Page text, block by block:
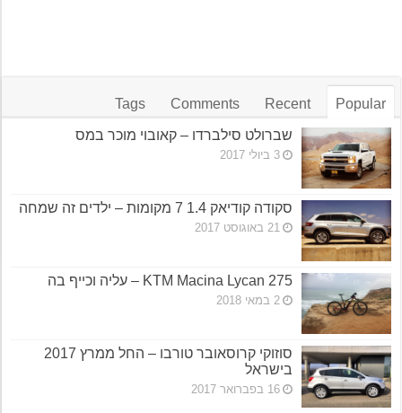
Popular
Recent
Comments
Tags
שברולט סילברדו – קאובוי מוכר במס
3 ביולי 2017
סקודה קודיאק 1.4 7 מקומות – ילדים זה שמחה
21 באוגוסט 2017
KTM Macina Lycan 275 – עליה וכייף בה
2 במאי 2018
סוזוקי קרוסאובר טורבו – החל ממרץ 2017
בישראל
16 בפברואר 2017